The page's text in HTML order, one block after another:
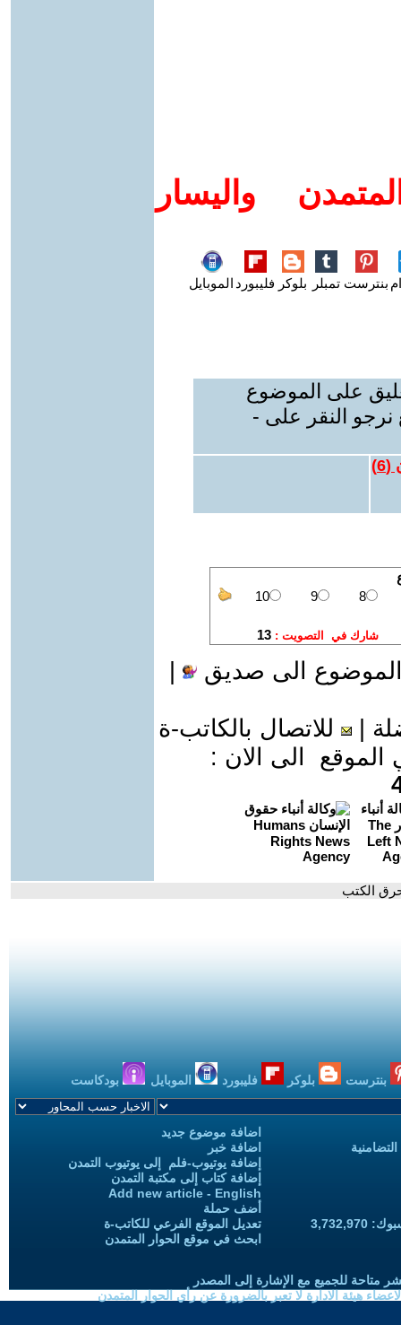
واليسار
بنترست تمبلر بلوكر فليبورد الموبايل
على الموضوع
نرجو النقر على -
(
6
)
الى صديق
للاتصال بالكاتب-ة
الى الان :
الكتب
بنترست بلوكر فليبورد الموبايل بودكاست
اضافة موضوع جديد
اضافة خبر
إضافة يوتيوب-فلم إلى يوتيوب التمدن
إضافة كتاب إلى مكتبة التمدن
Add new article - English
أضف حملة
تعديل الموقع الفرعي للكاتب-ة
ابحث في موقع الحوار المتمدن
متاحة للجميع مع الإشارة إلى المصدر
هيئة الادارة لا تعبر بالضرورة عن رأي الحوار المتمدن